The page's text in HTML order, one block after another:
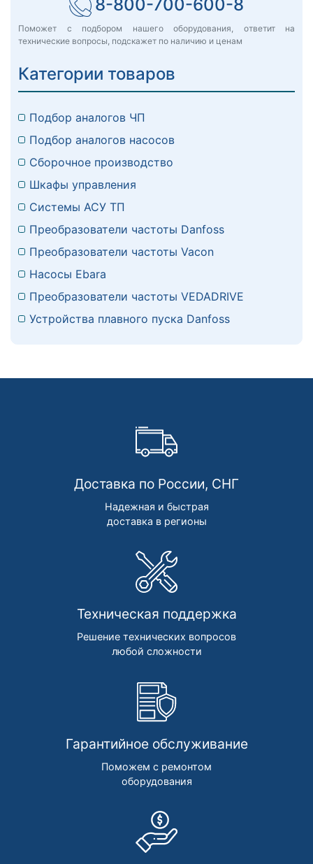
8-800-700-600-8
Поможет с подбором нашего оборудования, ответит на
технические вопросы, подскажет по наличию и ценам
Категории товаров
Подбор аналогов ЧП
Подбор аналогов насосов
Сборочное производство
Шкафы управления
Системы АСУ ТП
Преобразователи частоты Danfoss
Преобразователи частоты Vacon
Насосы Ebara
Преобразователи частоты VEDADRIVE
Устройства плавного пуска Danfoss
Доставка по России, СНГ
Надежная и быстрая
доставка в регионы
Техническая поддержка
Решение технических вопросов
любой сложности
Гарантийное обслуживание
Поможем с ремонтом
оборудования